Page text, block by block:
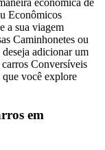
Econômicos
a sua viagem
Caminhonetes ou
adicionar um
Conversíveis
você explore
em